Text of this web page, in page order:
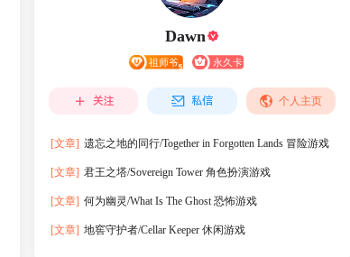
Dawn
关注 私信 个人主页
[文章] 遗忘之地的同行/Together in Forgotten Lands 冒险游戏
[文章] 君王之塔/Sovereign Tower 角色扮演游戏
[文章] 何为幽灵/What Is The Ghost 恐怖游戏
[文章] 地窖守护者/Cellar Keeper 休闲游戏